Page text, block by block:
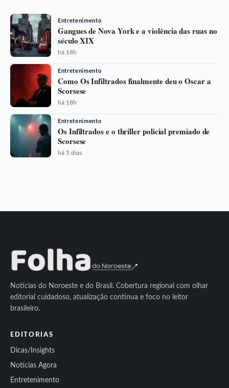
Entretenimento
Gangues de Nova York e a violência das ruas no
século XIX
há 18h
Entretenimento
Como Os Infiltrados finalmente deu o Oscar a
Scorsese
há 18h
Entretenimento
Os Infiltrados e o thriller policial premiado de
Scorsese
há 5 dias
Notícias do Noroeste e do Brasil. Cobertura regional com olhar
editorial cuidadoso, atualização contínua e foco no leitor
brasileiro.
EDITORIAS
Dicas/Insights
Notícias Agora
Entretenimento